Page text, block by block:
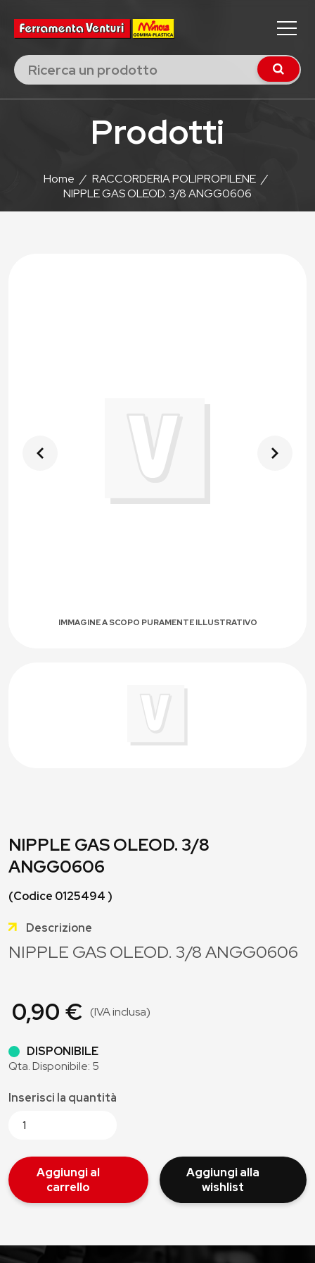
Prodotti
Home / RACCORDERIA POLIPROPILENE /
NIPPLE GAS OLEOD. 3/8 ANGG0606
IMMAGINE A SCOPO PURAMENTE ILLUSTRATIVO
NIPPLE GAS OLEOD. 3/8
ANGG0606
(Codice 0125494 )
Descrizione
NIPPLE GAS OLEOD. 3/8 ANGG0606
0,90 € (IVA inclusa)
DISPONIBILE
Qta. Disponibile: 5
Inserisci la quantità
Aggiungi al
carrello
Aggiungi alla
wishlist